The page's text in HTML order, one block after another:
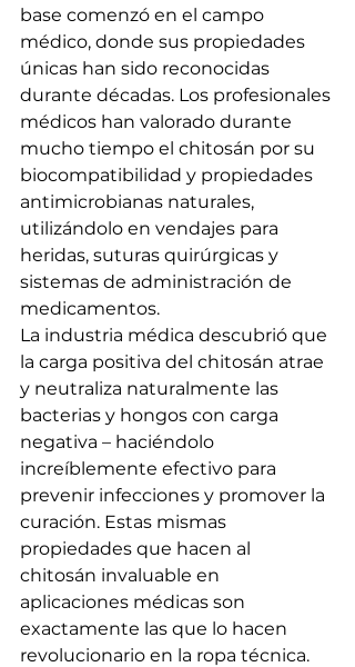
base comenzó en el campo
médico, donde sus propiedades
únicas han sido reconocidas
durante décadas. Los profesionales
médicos han valorado durante
mucho tiempo el chitosán por su
biocompatibilidad y propiedades
antimicrobianas naturales,
utilizándolo en vendajes para
heridas, suturas quirúrgicas y
sistemas de administración de
medicamentos.
La industria médica descubrió que
la carga positiva del chitosán atrae
y neutraliza naturalmente las
bacterias y hongos con carga
negativa – haciéndolo
increíblemente efectivo para
prevenir infecciones y promover la
curación. Estas mismas
propiedades que hacen al
chitosán invaluable en
aplicaciones médicas son
exactamente las que lo hacen
revolucionario en la ropa técnica.